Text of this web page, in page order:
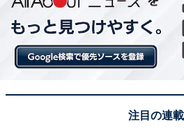
注目の連載